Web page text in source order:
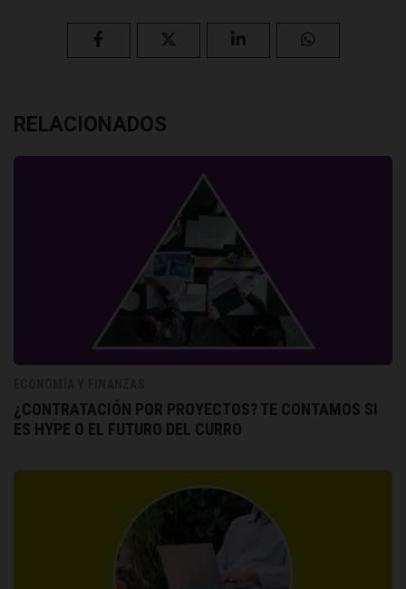
RELACIONADOS
¿CONTRATACIÓN POR PROYECTOS? TE CONTAMOS SI
ES HYPE O EL FUTURO DEL CURRO